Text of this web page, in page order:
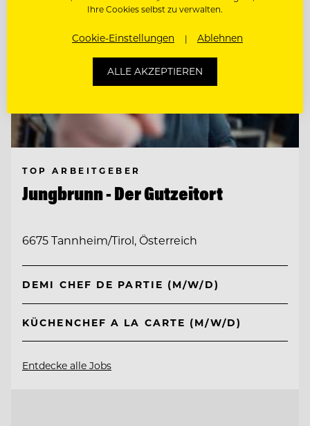
TOP ARBEITGEBER
Jungbrunn - Der Gutzeitort
6675 Tannheim/Tirol, Österreich
DEMI CHEF DE PARTIE (M/W/D)
KÜCHENCHEF A LA CARTE (M/W/D)
Entdecke alle Jobs
Ihre Cookies selbst zu verwalten.
Cookie-Einstellungen Ablehnen
ALLE AKZEPTIEREN